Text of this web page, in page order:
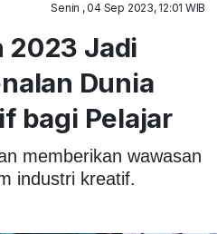
Senin , 04 Sep 2023, 12:01 WIB
2023 Jadi
Dunia
bagi Pelajar
memberikan wawasan
industri kreatif.